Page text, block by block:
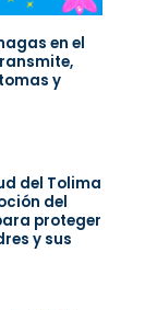
en el
y
del Tolima
del
proteger
y sus